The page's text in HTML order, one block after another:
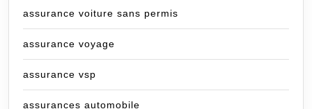
assurance voiture sans permis
assurance voyage
assurance vsp
assurances automobile